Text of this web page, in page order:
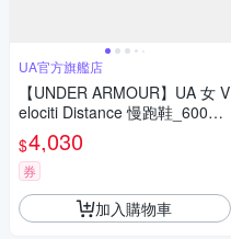
UA官方旗艦店
【UNDER ARMOUR】UA 女 V
elociti Distance 慢跑鞋_60060
31-101
$4,030
券
加入購物車